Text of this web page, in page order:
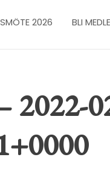
2026 BLI
2022-